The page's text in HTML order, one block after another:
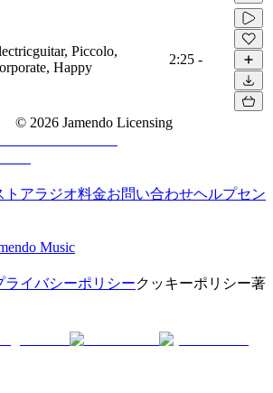
Piccolo,
Happy
2:25 -
© 2026 Jamendo Licensing
トアラジオ料金お問い合わせヘルプセン
Music
ライバシーポリシークッキーポリシー著